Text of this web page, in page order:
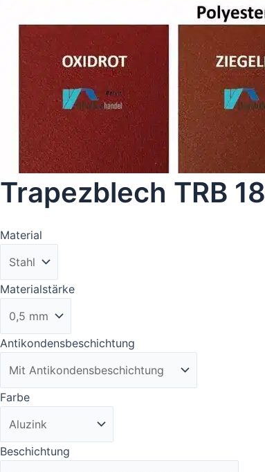
Trapezblech TRB 18
Material
Materialstärke
Antikondensbeschichtung
Farbe
Beschichtung